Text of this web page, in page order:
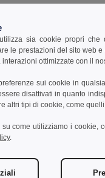
con
al carrello
sia cookie propri
le prestazioni del sito web
interazioni ottimizzate con il
sui cookie in
disattivati in quanto
altri tipi di cookie, come
su come utilizziamo i cookie,
.